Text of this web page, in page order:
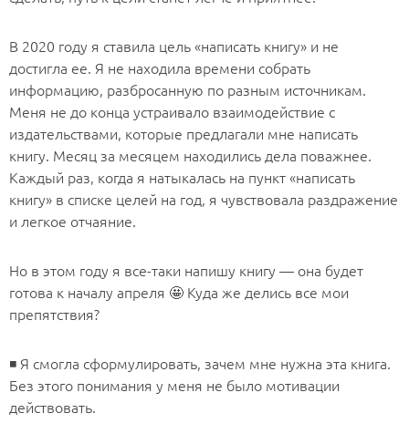
В 2020 году я ставила цель «написать книгу» и не
достигла ее. Я не находила времени собрать
информацию, разбросанную по разным источникам.
Меня не до конца устраивало взаимодействие с
издательствами, которые предлагали мне написать
книгу. Месяц за месяцем находились дела поважнее.
Каждый раз, когда я натыкалась на пункт «написать
книгу» в списке целей на год, я чувствовала раздражение
и легкое отчаяние.
Но в этом году я все-таки напишу книгу — она будет
готова к началу апреля 🤩 Куда же делись все мои
препятствия?
◾️ Я смогла сформулировать, зачем мне нужна эта книга.
Без этого понимания у меня не было мотивации
действовать.